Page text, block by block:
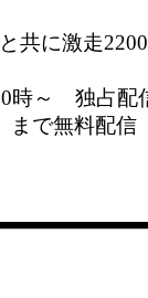
共に激走
時～ 独占配
無料配信